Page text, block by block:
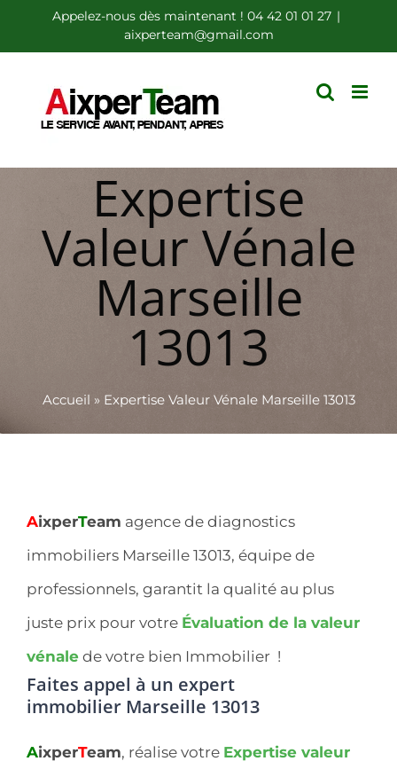
au
contenu
Appelez-nous dès maintenant ! 04 42 01 01 27 |
aixperteam@gmail.com
Expertise
Valeur Vénale
Marseille
13013
Accueil » Expertise Valeur Vénale Marseille 13013
AixperTeam agence de diagnostics
immobiliers Marseille 13013, équipe de
professionnels, garantit la qualité au plus
juste prix pour votre Évaluation de la valeur
vénale de votre bien Immobilier !
Faites appel à un expert
immobilier Marseille 13013
AixperTeam, réalise votre Expertise valeur